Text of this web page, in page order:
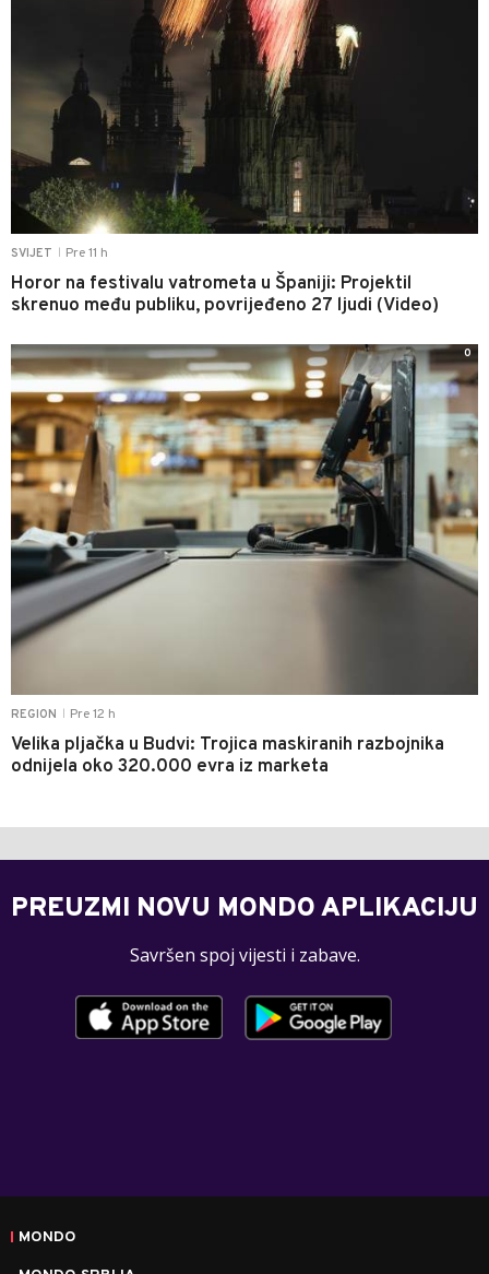
SVIJET Pre 11 h
Horor na festivalu vatrometa u Španiji: Projektil
skrenuo među publiku, povrijeđeno 27 ljudi (Video)
REGION Pre 12 h
Velika pljačka u Budvi: Trojica maskiranih razbojnika
odnijela oko 320.000 evra iz marketa
0
PREUZMI NOVU MONDO APLIKACIJU
Savršen spoj vijesti i zabave.
MONDO